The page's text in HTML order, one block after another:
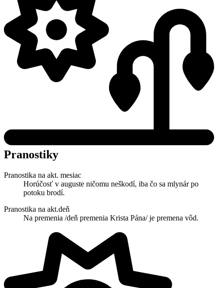
Pranostiky
Pranostika na akt. mesiac
Horúčosť v auguste ničomu neškodí, iba čo sa mlynár po
potoku brodí.
Pranostika na akt.deň
Na premenia /deň premenia Krista Pána/ je premena vôd.